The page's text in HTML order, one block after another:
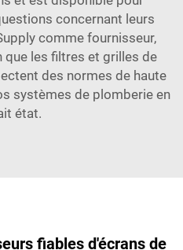
concernant leurs
comme fournisseur,
que les filtres et grilles de
des normes de haute
systèmes de plomberie en
état.
fiables d'écrans de